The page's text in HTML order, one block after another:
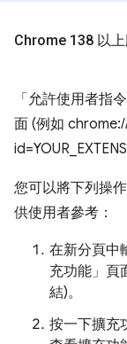
Chrome 138 以
「允許使用者指令
面 (例如
您可以將下列操
供使用者參考：
在新分頁中
充功能」頁
結)。
按一下擴充